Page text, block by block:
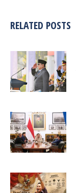
RELATED POSTS